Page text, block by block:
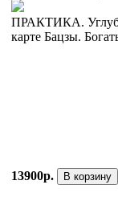
ПРАКТИКА.
карте Бацзы.
13900р. В корзину